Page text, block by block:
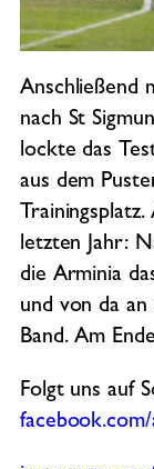
Anschließend
nach St
lockte das
aus dem
letzten Jahr:
die Arminia
und von da
Band. Am
Folgt uns auf